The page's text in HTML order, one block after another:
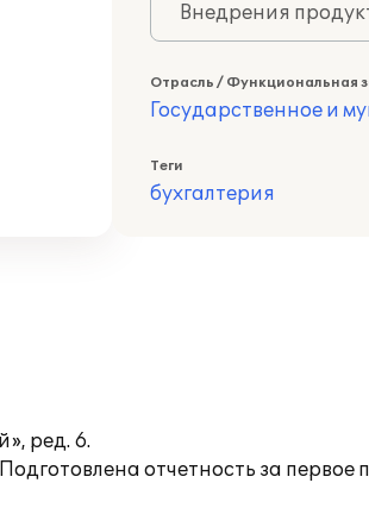
Внедрения
Отрасль / Функциональная
Государственное и
Теги
бухгалтерия
ред. 6.
отчетность за первое